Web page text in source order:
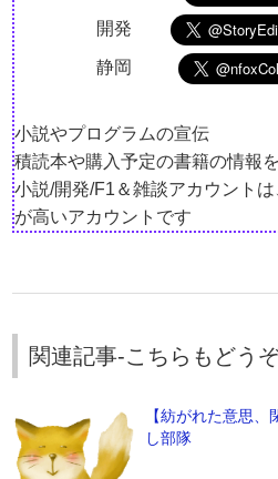
開発
静岡
小説やプログラムの宣伝
積読本や購入予定の書籍の情報
小説/開発/F1＆雑談アカウント
が高いアカウントです
関連記事-こちらもどう
【紡がれた意思
し部隊